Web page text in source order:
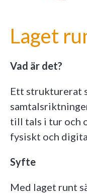
Laget
Vad är det?
Ett strukturerat
till tals i tur och
fysiskt och
Syfte
Med laget runt